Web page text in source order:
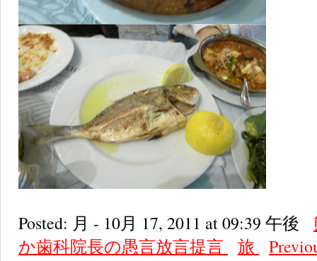
Posted: 月 - 10月 17, 2011 at 09:39 午後
か歯科院長の愚言放言提言
旅